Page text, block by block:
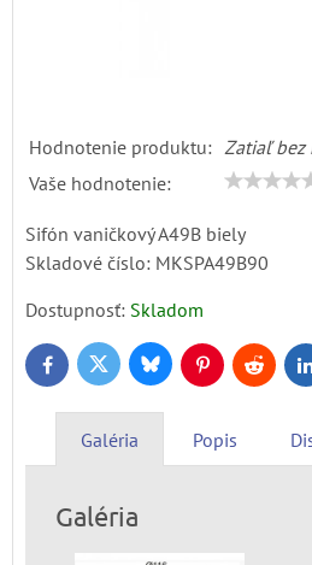
Hodnotenie produktu: Zatiaľ bez
Vaše hodnotenie:
Sifón vaničkový A49B biely
Skladové číslo: MKSPA49B90
Dostupnosť: Skladom
FacebookTwitter BlueskyPinterestReddit
Galéria Popis
Galéria